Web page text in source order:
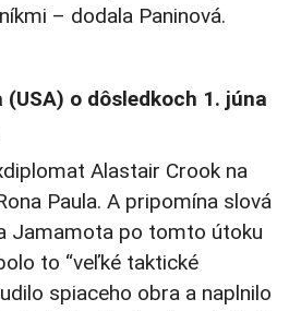
– dodala Paninová.
o dôsledkoch 1. júna
Alastair Crook na
Paula. A pripomína slová
Jamamota po tomto útoku
to “veľké taktické
spiaceho obra a naplnilo